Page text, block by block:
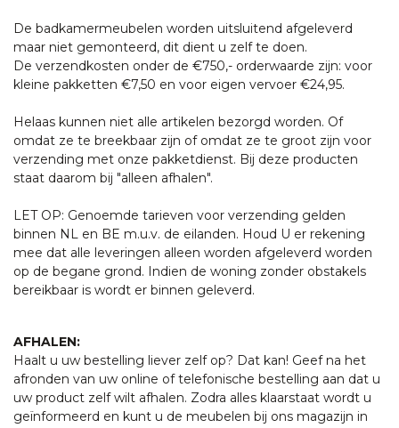
De badkamermeubelen worden uitsluitend afgeleverd
maar niet gemonteerd, dit dient u zelf te doen.
De verzendkosten onder de €750,- orderwaarde zijn: voor
kleine pakketten €7,50 en voor eigen vervoer €24,95.
Helaas kunnen niet alle artikelen bezorgd worden. Of
omdat ze te breekbaar zijn of omdat ze te groot zijn voor
verzending met onze pakketdienst. Bij deze producten
staat daarom bij "alleen afhalen".
LET OP: Genoemde tarieven voor verzending gelden
binnen NL en BE m.u.v. de eilanden. Houd U er rekening
mee dat alle leveringen alleen worden afgeleverd worden
op de begane grond. Indien de woning zonder obstakels
bereikbaar is wordt er binnen geleverd.
AFHALEN:
Haalt u uw bestelling liever zelf op? Dat kan! Geef na het
afronden van uw online of telefonische bestelling aan dat u
uw product zelf wilt afhalen. Zodra alles klaarstaat wordt u
geïnformeerd en kunt u de meubelen bij ons magazijn in